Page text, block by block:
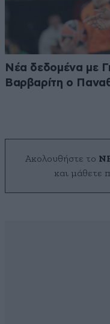
Νέα δεδομένα με
Βαρβαρίτη ο
Ακολουθήστε το
και μάθετε